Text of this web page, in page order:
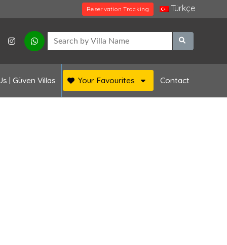
Reservation Tracking Türkçe
| Güven Villas Your Favourites Contact